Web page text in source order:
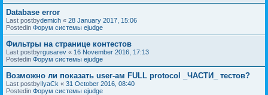
Database error
Last postbydemich « 28 January 2017, 15:06
Postedin Форум системы ejudge
Фильтры на странице контестов
Last postbyrgusarev « 16 November 2016, 17:13
Postedin Форум системы ejudge
Возможно ли показать user-ам FULL protocol _ЧАСТИ_ тестов?
Last postbyIlyaCk « 31 October 2016, 08:40
Postedin Форум системы ejudge